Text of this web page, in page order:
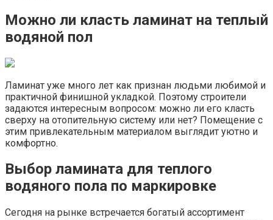
Можно ли класть ламинат на теплый
водяной пол
Ламинат уже много лет как признан людьми любимой и
практичной финишной укладкой. Поэтому строители
задаются интересным вопросом: можно ли его класть
сверху на отопительную систему или нет? Помещение с
этим привлекательным материалом выглядит уютно и
комфортно.
Выбор ламината для теплого
водяного пола по маркировке
Сегодня на рынке встречается богатый ассортимент